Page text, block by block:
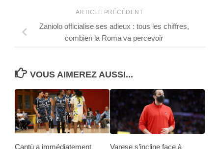
ARTICLE PRÉCÉDENT
Zaniolo officialise ses adieux : tous les chiffres,
combien la Roma va percevoir
VOUS AIMEREZ AUSSI...
Cantù a immédiatement
Varese s’incline face à